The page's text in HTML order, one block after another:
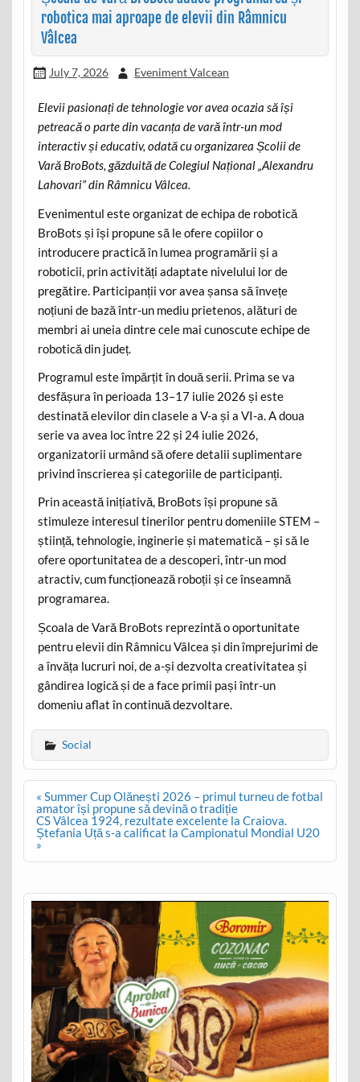
robotica mai aproape de elevii din Râmnicu
Vâlcea
July 7, 2026 Eveniment Valcean
Elevii pasionați de tehnologie vor avea ocazia să își
petreacă o parte din vacanța de vară într-un mod
interactiv și educativ, odată cu organizarea Școlii de
Vară BroBots, găzduită de Colegiul Național „Alexandru
Lahovari” din Râmnicu Vâlcea.
Evenimentul este organizat de echipa de robotică
BroBots și își propune să le ofere copiilor o
introducere practică în lumea programării și a
roboticii, prin activități adaptate nivelului lor de
pregătire. Participanții vor avea șansa să învețe
noțiuni de bază într-un mediu prietenos, alături de
membri ai uneia dintre cele mai cunoscute echipe de
robotică din județ.
Programul este împărțit în două serii. Prima se va
desfășura în perioada 13–17 iulie 2026 și este
destinată elevilor din clasele a V-a și a VI-a. A doua
serie va avea loc între 22 și 24 iulie 2026,
organizatorii urmând să ofere detalii suplimentare
privind înscrierea și categoriile de participanți.
Prin această inițiativă, BroBots își propune să
stimuleze interesul tinerilor pentru domeniile STEM –
știință, tehnologie, inginerie și matematică – și să le
ofere oportunitatea de a descoperi, într-un mod
atractiv, cum funcționează roboții și ce înseamnă
programarea.
Școala de Vară BroBots reprezintă o oportunitate
pentru elevii din Râmnicu Vâlcea și din împrejurimi de
a învăța lucruri noi, de a-și dezvolta creativitatea și
gândirea logică și de a face primii pași într-un
domeniu aflat în continuă dezvoltare.
Social
Post
navigation
« Summer Cup Olănești 2026 – primul turneu de fotbal
amator își propune să devină o tradiție
CS Vâlcea 1924, rezultate excelente la Craiova.
Ștefania Uță s-a calificat la Campionatul Mondial U20
»